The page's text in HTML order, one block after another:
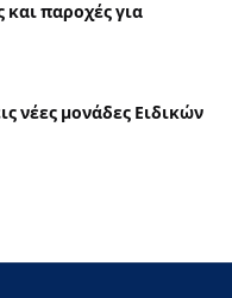
παροχές για
νέες μονάδες Ειδικών